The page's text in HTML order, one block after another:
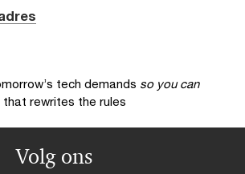
tech demands so you can
rewrites the rules
Volg ons